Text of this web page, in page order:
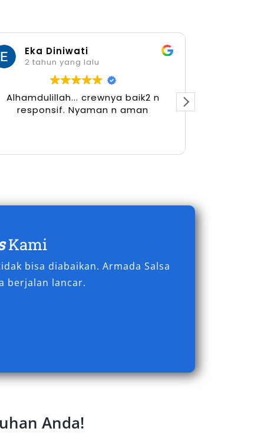
Eka Diniwati
2 tahun yang lalu
Alhamdulillah... crewnya baik2 n
responsif. Nyaman n aman
Kami
bisa diabaikan. Armada Salsa
berjalan lancar.
Anda!